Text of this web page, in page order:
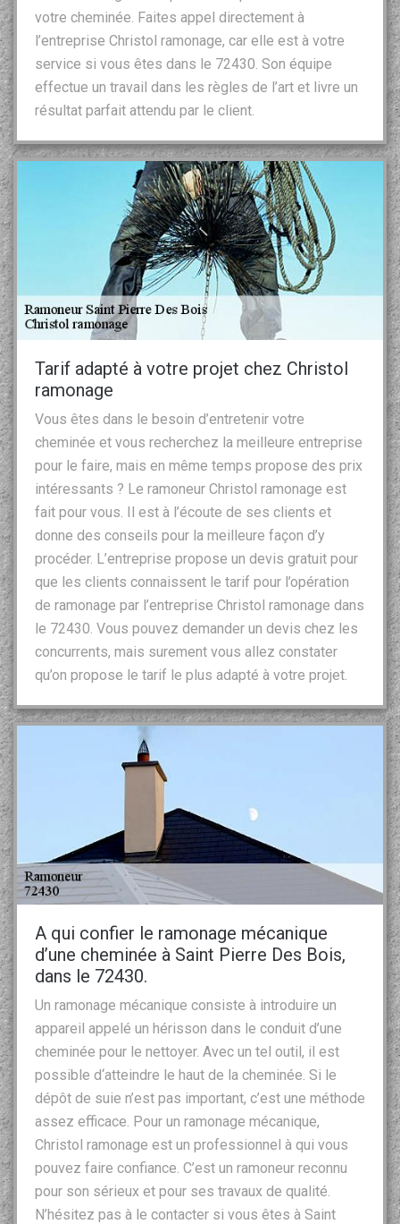
votre cheminée. Faites appel directement à
l’entreprise Christol ramonage, car elle est à votre
service si vous êtes dans le 72430. Son équipe
effectue un travail dans les règles de l’art et livre un
résultat parfait attendu par le client.
Tarif adapté à votre projet chez Christol
ramonage
Vous êtes dans le besoin d’entretenir votre
cheminée et vous recherchez la meilleure entreprise
pour le faire, mais en même temps propose des prix
intéressants ? Le ramoneur Christol ramonage est
fait pour vous. Il est à l’écoute de ses clients et
donne des conseils pour la meilleure façon d’y
procéder. L’entreprise propose un devis gratuit pour
que les clients connaissent le tarif pour l’opération
de ramonage par l’entreprise Christol ramonage dans
le 72430. Vous pouvez demander un devis chez les
concurrents, mais surement vous allez constater
qu’on propose le tarif le plus adapté à votre projet.
A qui confier le ramonage mécanique
d’une cheminée à Saint Pierre Des Bois,
dans le 72430.
Un ramonage mécanique consiste à introduire un
appareil appelé un hérisson dans le conduit d’une
cheminée pour le nettoyer. Avec un tel outil, il est
possible d‘atteindre le haut de la cheminée. Si le
dépôt de suie n’est pas important, c’est une méthode
assez efficace. Pour un ramonage mécanique,
Christol ramonage est un professionnel à qui vous
pouvez faire confiance. C’est un ramoneur reconnu
pour son sérieux et pour ses travaux de qualité.
N’hésitez pas à le contacter si vous êtes à Saint